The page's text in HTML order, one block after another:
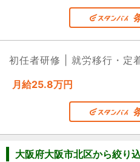
初任者研修 | 就労移行・定
月給25.8万円
大阪府大阪市北区から絞り